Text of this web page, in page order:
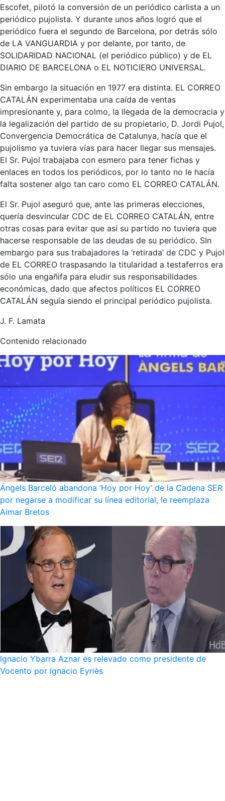
Escofet, pilotó la conversión de un periódico carlista a un
periódico pujolista. Y durante unos años logró que el
periódico fuera el segundo de Barcelona, por detrás sólo
de LA VANGUARDIA y por delante, por tanto, de
SOLIDARIDAD NACIONAL (el periódico público) y de EL
DIARIO DE BARCELONA o EL NOTICIERO UNIVERSAL.
Sin embargo la situación en 1977 era distinta. EL CORREO
CATALÁN experimentaba una caída de ventas
impresionante y, para colmo, la llegada de la democracia y
la legalización del partido de su propietario, D. Jordi Pujol,
Convergencia Democrática de Catalunya, hacía que el
pujolismo ya tuviera vías para hacer llegar sus mensajes.
El Sr. Pujol trabajaba con esmero para tener fichas y
enlaces en todos los periódicos, por lo tanto no le hacía
falta sostener algo tan caro como EL CORREO CATALÁN.
El Sr. Pujol aseguró que, ante las primeras elecciones,
quería desvincular CDC de EL CORREO CATALÁN, entre
otras cosas para evitar que así su partido no tuviera que
hacerse responsable de las deudas de su periódico. SIn
embargo para sus trabajadores la ‘retirada’ de CDC y Pujol
de EL CORREO traspasando la titularidad a testaferros era
sólo una engañifa para eludir sus responsabilidades
económicas, dado que afectos políticos EL CORREO
CATALÁN seguía siendo el principal periódico pujolista.
J. F. Lamata
Contenido relacionado
Ángels Barceló abandona ‘Hoy por Hoy’ de la Cadena SER
por negarse a modificar su línea editorial, le reemplaza
Aimar Bretos
Ignacio Ybarra Aznar es relevado como presidente de
Vocento por Ignacio Eyriès